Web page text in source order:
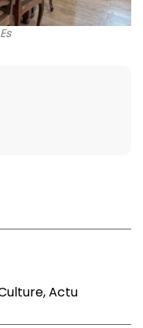
Actu